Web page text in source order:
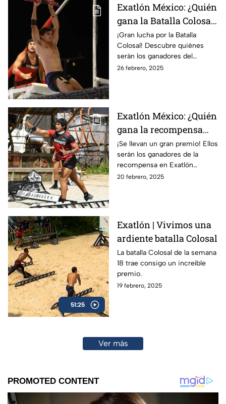
Exatlón México: ¿Quién
gana la Batalla Colosal
hoy miércoles 26 de
febrero?
¡Gran lucha por la Batalla
Colosal! Descubre quiénes
serán los ganadores del
Exatlón México hoy miércoles
26 febrero, 2025
Exatlón México: ¿Quién
gana la recompensa
hoy jueves 20 de
febrero?
¡Se llevan un gran premio! Ellos
serán los ganadores de la
recompensa en Exatlón
México hoy jueves 20 de
20 febrero, 2025
51:25
Exatlón | Vivimos una
ardiente batalla Colosal
La batalla Colosal de la semana
18 trae consigo un increíble
premio.
19 febrero, 2025
Ver más